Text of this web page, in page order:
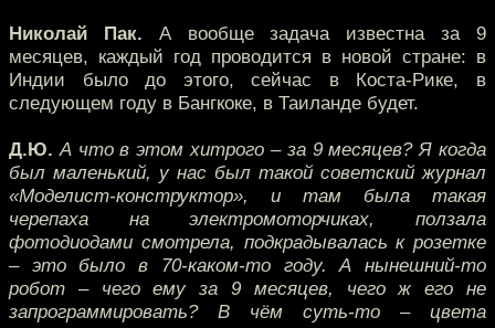
Николай Пак. А вообще задача известна за 9
месяцев, каждый год проводится в новой стране: в
Индии было до этого, сейчас в Коста-Рике, в
следующем году в Бангкоке, в Таиланде будет.
Д.Ю. А что в этом хитрого – за 9 месяцев? Я когда
был маленький, у нас был такой советский журнал
«Моделист-конструктор», и там была такая
черепаха на электромоторчиках, ползала
фотодиодами смотрела, подкрадывалась к розетке
– это было в 70-каком-то году. А нынешний-то
робот – чего ему за 9 месяцев, чего ж его не
запрограммировать? В чём суть-то – цвета